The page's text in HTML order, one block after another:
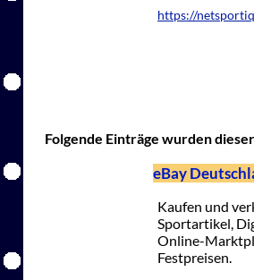
https://
Folgende Einträge wurden
eBay
Kaufen und
Sportartikel,
Online-
Festpreisen.